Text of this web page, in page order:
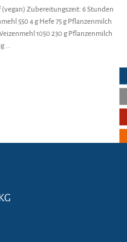
Zubereitungszeit: 6 Stunden
550 4 g Hefe 75 g Pflanzenmilch
1050 230 g Pflanzenmilch
...